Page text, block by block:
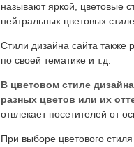
называют яркой, цветовые
нейтральных цветовых
Стили дизайна сайта также
по своей тематике и т.д.
В цветовом стиле
разных цветов или их
отвлекает посетителей от
При выборе цветового